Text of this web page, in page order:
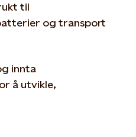
til
og transport
innta
å utvikle,